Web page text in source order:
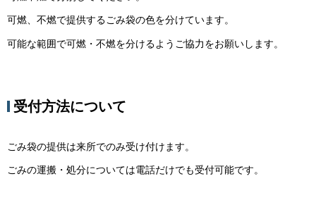
可燃、不燃で提供するごみ袋の色を分けています。
可能な範囲で可燃・不燃を分けるようご協力をお願いします。
受付方法について
ごみ袋の提供は来所でのみ受け付けます。
ごみの運搬・処分については電話だけでも受付可能です。